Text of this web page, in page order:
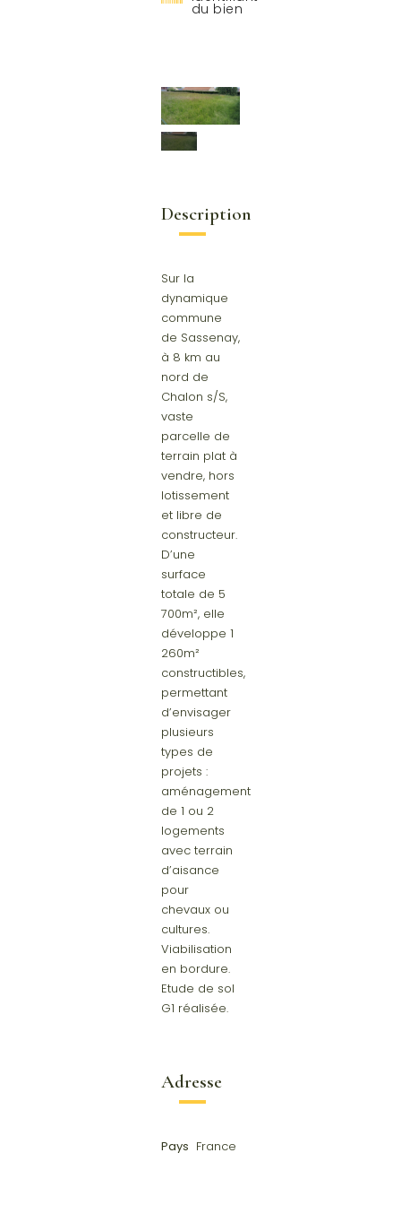
du bien
Description
Sur la
dynamique
commune
de Sassenay,
à 8 km au
nord de
Chalon s/S,
vaste
parcelle de
terrain plat à
vendre, hors
lotissement
et libre de
constructeur.
D’une
surface
totale de 5
700m², elle
développe 1
260m²
constructibles,
permettant
d’envisager
plusieurs
types de
projets :
aménagement
de 1 ou 2
logements
avec terrain
d’aisance
pour
chevaux ou
cultures.
Viabilisation
en bordure.
Etude de sol
G1 réalisée.
Adresse
Pays France